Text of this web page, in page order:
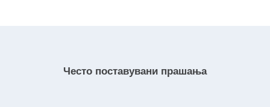
Често поставувани прашања